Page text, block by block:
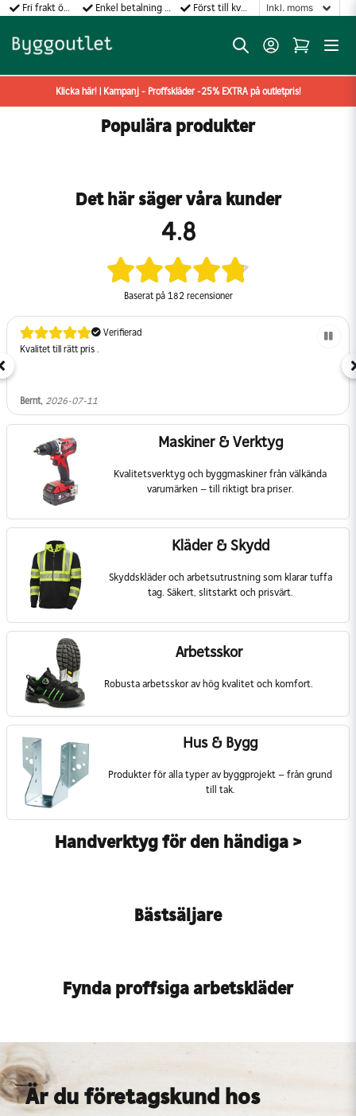
Fri frakt över 499:- Enkel betalning med Klarna Först till kvarn gäller!
Klicka här! | Kampanj - Proffskläder -25% EXTRA på outletpris!
Populära produkter
Det här säger våra kunder
4.8
Baserat på182 recensioner
Verifierad
Kvalitet till rätt pris .
Bernt, 2026-07-11
Maskiner & Verktyg
Kvalitetsverktyg och byggmaskiner från välkända
varumärken – till riktigt bra priser.
Kläder & Skydd
Skyddskläder och arbetsutrustning som klarar tuffa
tag. Säkert, slitstarkt och prisvärt.
Arbetsskor
Robusta arbetsskor av hög kvalitet och komfort.
Hus & Bygg
Produkter för alla typer av byggprojekt – från grund
till tak.
Handverktyg för den händiga >
Bästsäljare
Fynda proffsiga arbetskläder
Är du företagskund hos